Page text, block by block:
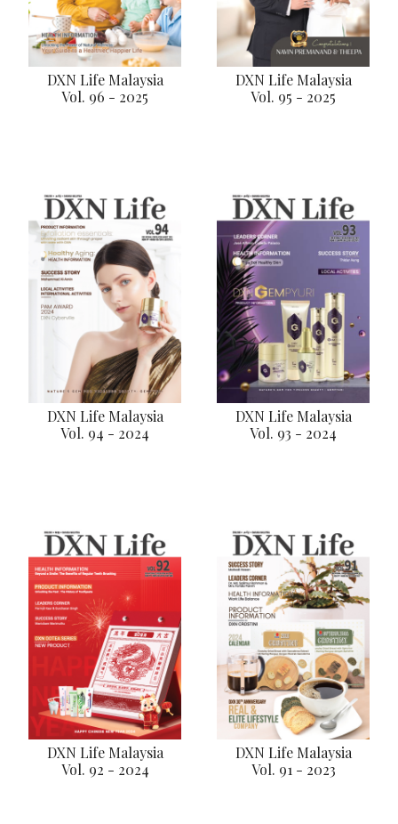
DXN Life Malaysia
Vol. 96 - 2025
DXN Life Malaysia
Vol. 95 - 2025
DXN Life Malaysia
Vol. 94 - 2024
DXN Life Malaysia
Vol. 93 - 2024
DXN Life Malaysia
Vol. 92 - 2024
DXN Life Malaysia
Vol. 91 - 2023